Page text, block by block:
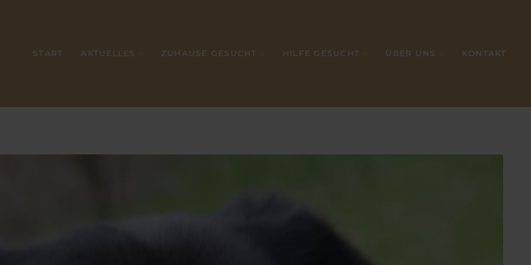
START AKTUELLES ZUHAUSE GESUCHT HILFE GESUCHT ÜBER UNS KONTAKT